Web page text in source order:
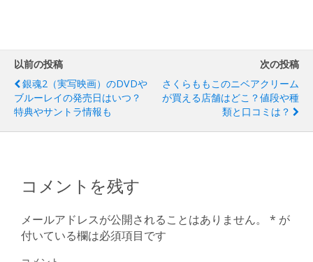
以前の投稿
銀魂2（実写映画）のDVDや
ブルーレイの発売日はいつ？
特典やサントラ情報も
次の投稿
さくらももこのニベアクリーム
が買える店舗はどこ？値段や種
類と口コミは？
コメントを残す
メールアドレスが公開されることはありません。 * が
付いている欄は必須項目です